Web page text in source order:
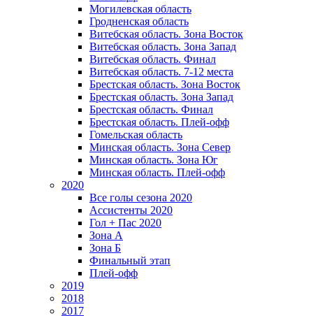
Могилевская область
Гродненская область
Витебская область. Зона Восток
Витебская область. Зона Запад
Витебская область. Финал
Витебская область. 7-12 места
Брестская область. Зона Восток
Брестская область. Зона Запад
Брестская область. Финал
Брестская область. Плей-офф
Гомельская область
Минская область. Зона Север
Минская область. Зона Юг
Минская область. Плей-офф
2020
Все голы сезона 2020
Ассистенты 2020
Гол + Пас 2020
Зона А
Зона Б
Финальный этап
Плей-офф
2019
2018
2017